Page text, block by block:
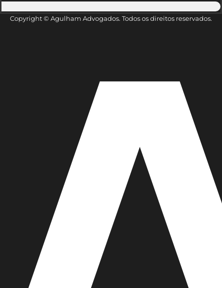
Copyright © Agulham Advogados. Todos os direitos reservados.